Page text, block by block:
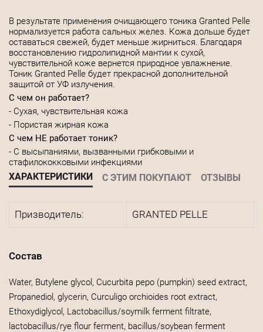
В результате применения очищающего тоника Granted Pelle
нормализуется работа сальных желез. Кожа дольше будет
оставаться свежей, будет меньше жирниться. Благодаря
восстановлению гидролипидной мантии к сухой,
чувствительной коже вернется природное увлажнение.
Тоник Granted Pelle будет прекрасной дополнительной
защитой от УФ излучения.
С чем он работает?
- Сухая, чувствительная кожа
- Пористая жирная кожа
С чем НЕ работает тоник?
- С высыпаниями, вызванными грибковыми и
стафилококковыми инфекциями
ХАРАКТЕРИСТИКИ С ЭТИМ ПОКУПАЮТ ОТЗЫВЫ
Призводитель: GRANTED PELLE
Состав
Water, Butylene glycol, Cucurbita pepo (pumpkin) seed extract,
Propanediol, glycerin, Curculigo оrchioides root extract,
Ethoxydiglycol, Lactobacillus/soymilk ferment filtrate,
lactobacillus/rye flour ferment, bacillus/soybean ferment